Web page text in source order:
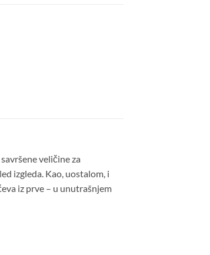
veličine za
izgleda. Kao, uostalom, i
iz prve – u unutrašnjem